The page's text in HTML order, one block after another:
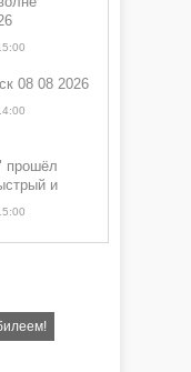
08 08 2026
прошёл
и
Спортчас